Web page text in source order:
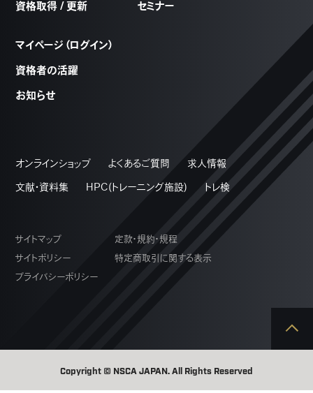
資格取得 / 更新
マイページ（ログイン）
資格者の活躍
お知らせ
セミナー
オンラインショップ よくあるご質問 求人情報
文献・資料集 HPC(トレーニング施設) トレ検
サイトマップ
サイトポリシー
プライバシーポリシー
定款・規約・規程
特定商取引に関する表示
Copyright © NSCA JAPAN. All Rights Reserved